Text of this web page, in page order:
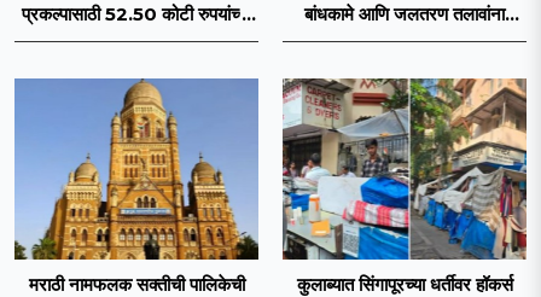
प्रकल्पासाठी 52.50 कोटी रुपयांच्या
पीएमसी प्रस्तावाला मंजुरीची प्रतीक्षा
बांधकामे आणि जलतरण तलावांना
पाणीपुरवठा बंद; व्यावसायिक वापरावरही
मराठी नामफलक सक्तीची पालिकेची
कुलाब्यात सिंगापूरच्या धर्तीवर हॉकर्स